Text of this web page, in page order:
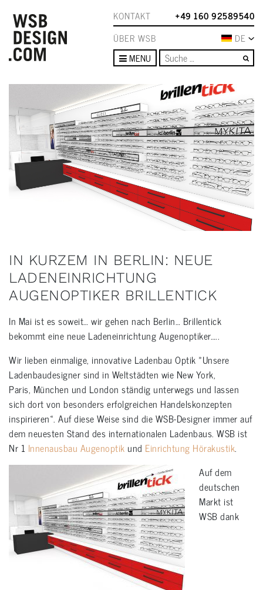
KONTAKT
+49 160 92589540
ÜBER WSB
DE
MENU
IN KURZEM IN BERLIN: NEUE
LADENEINRICHTUNG
AUGENOPTIKER BRILLENTICK
In Mai ist es soweit… wir gehen nach Berlin… Brillentick
bekommt eine neue Ladeneinrichtung Augenoptiker…..
Wir lieben einmalige, innovative Ladenbau Optik »Unsere
Ladenbaudesigner sind in Weltstädten wie New York,
Paris, München und London ständig unterwegs und lassen
sich dort von besonders erfolgreichen Handelskonzepten
inspirieren«. Auf diese Weise sind die WSB-Designer immer auf
dem neuesten Stand des internationalen Ladenbaus. WSB ist
Nr 1 Innenausbau Augenoptik und Einrichtung Hörakustik.
Auf dem
deutschen
Markt ist
WSB dank